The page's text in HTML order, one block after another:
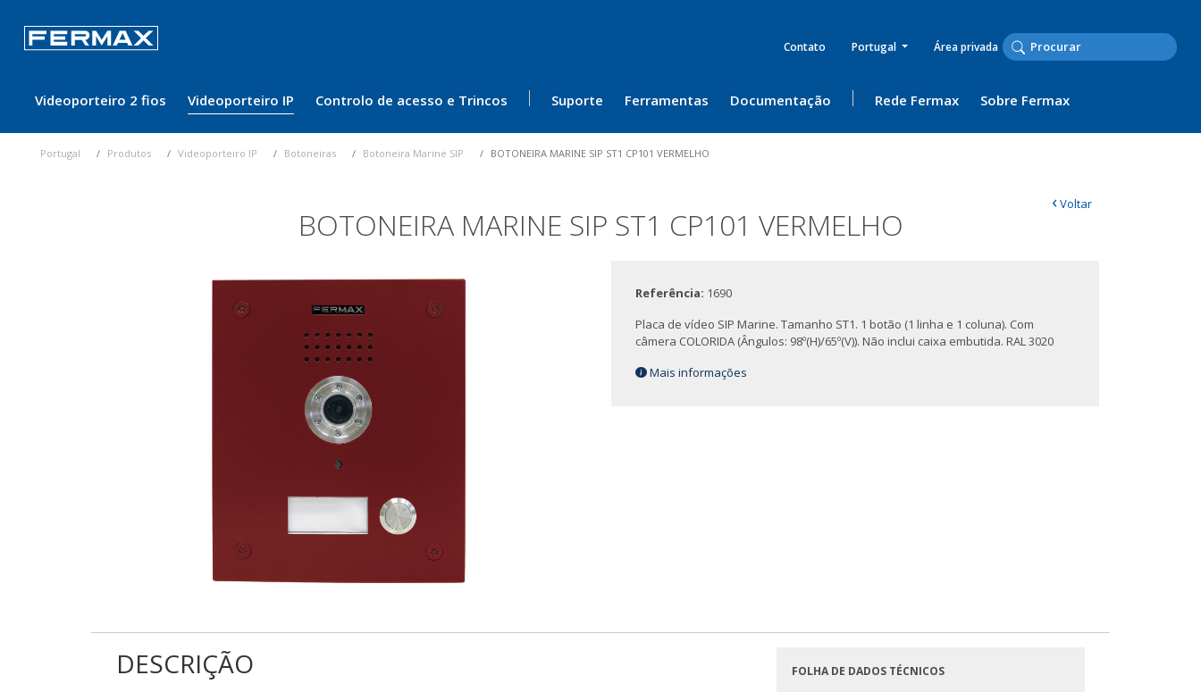
Contato Portugal Área privada
Videoporteiro 2 fios Videoporteiro IP Controlo de acesso e Trincos Suporte Ferramentas Documentação Rede Fermax Sobre Fermax
Portugal Produtos Videoporteiro IP Botoneiras Botoneira Marine SIP BOTONEIRA MARINE SIP ST1 CP101 VERMELHO
BOTONEIRA MARINE SIP ST1 CP101 VERMELHO
‹Voltar
Referência: 1690
Placa de vídeo SIP Marine. Tamanho ST1. 1 botão (1 linha e 1 coluna). Com
câmera COLORIDA (Ângulos: 98º(H)/65º(V)). Não inclui caixa embutida. RAL 3020
Mais informações
DESCRIÇÃO FOLHA DE DADOS TÉCNICOS